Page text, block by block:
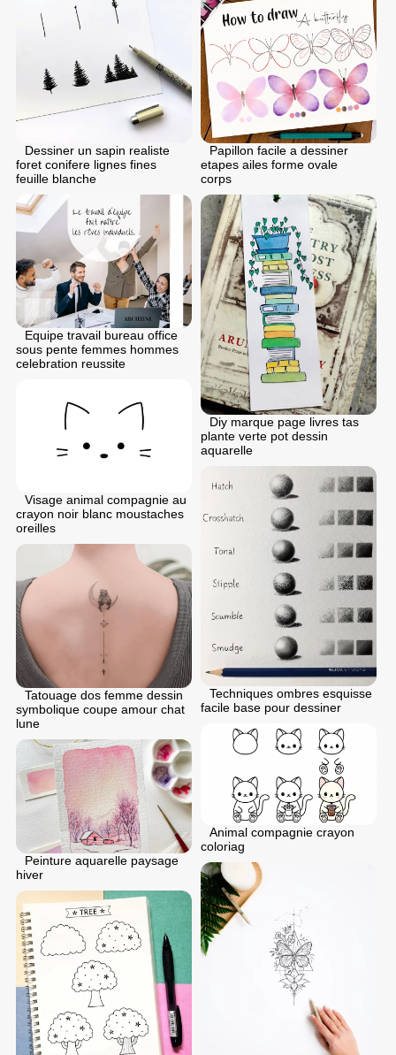
Dessiner un sapin realiste
foret conifere lignes fines
feuille blanche
Papillon facile a dessiner
etapes ailes forme ovale
corps
Equipe travail bureau office
sous pente femmes hommes
celebration reussite
Diy marque page livres tas
plante verte pot dessin
aquarelle
Visage animal compagnie au
crayon noir blanc moustaches
oreilles
Techniques ombres esquisse
facile base pour dessiner
Tatouage dos femme dessin
symbolique coupe amour chat
lune
Animal compagnie crayon
coloriag
Peinture aquarelle paysage
hiver